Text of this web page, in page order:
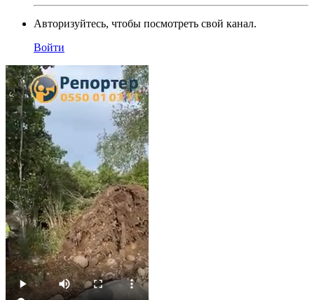
Авторизуйтесь, чтобы посмотреть свой канал.
Войти